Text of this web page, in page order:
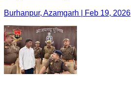
Burhanpur, Azamgarh | Feb 19, 2026